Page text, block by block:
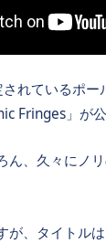
れているポ
Fringes」が公
ん、久々にノ
が、タイトル